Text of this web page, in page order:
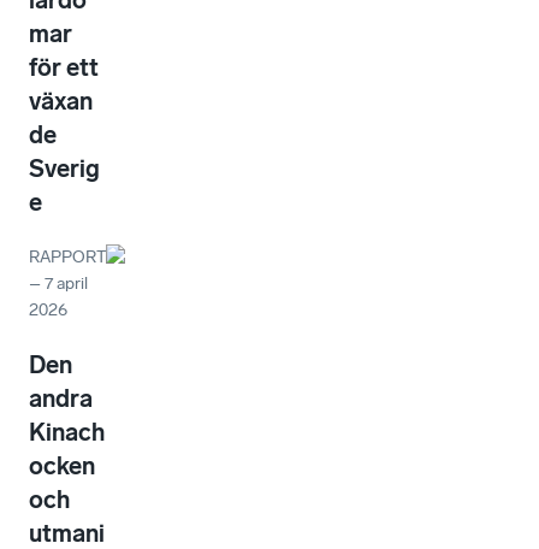
mar
för ett
växan
de
Sverig
e
RAPPORT
–7 april
2026
Den
andra
Kinach
ocken
och
utmani